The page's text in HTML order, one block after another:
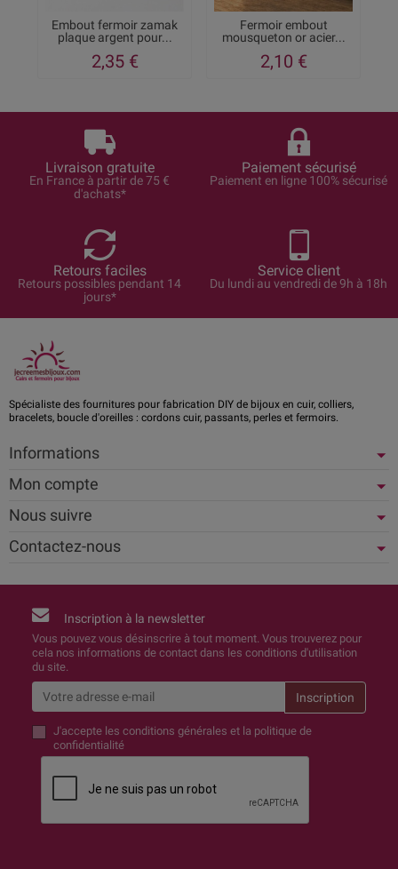
Embout fermoir zamak
plaque argent pour...
2,35 €
Fermoir embout
mousqueton or acier...
2,10 €
Livraison gratuite
En France à partir de 75 €
d'achats*
Paiement sécurisé
Paiement en ligne 100% sécurisé
Retours faciles
Retours possibles pendant 14
jours*
Service client
Du lundi au vendredi de 9h à 18h
Spécialiste des fournitures pour fabrication DIY de bijoux en cuir, colliers,
bracelets, boucle d'oreilles : cordons cuir, passants, perles et fermoirs.
Informations
Mon compte
Nous suivre
Contactez-nous
Inscription à la newsletter
Vous pouvez vous désinscrire à tout moment. Vous trouverez pour
cela nos informations de contact dans les conditions d'utilisation
du site.
J'accepte les conditions générales et la politique de
confidentialité